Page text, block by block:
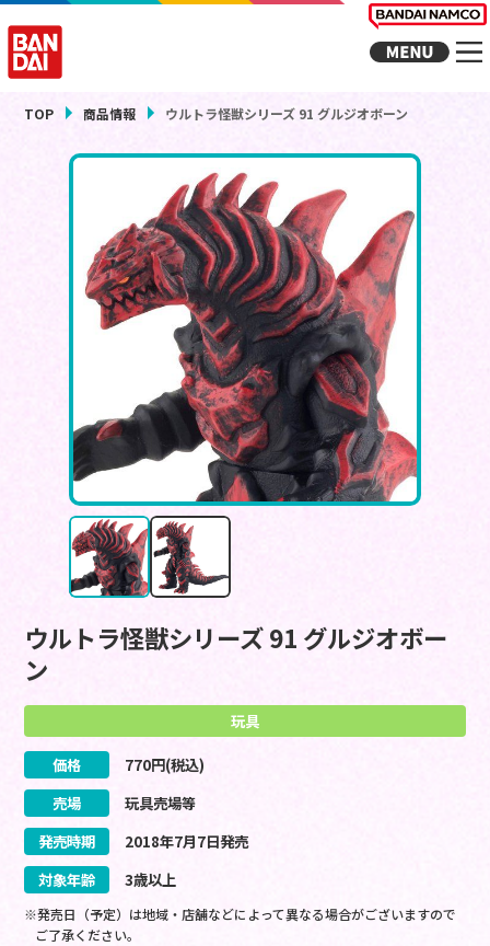
TOP 商品情報 ウルトラ怪獣シリーズ 91 グルジオボーン
ウルトラ怪獣シリーズ 91 グルジオボー
ン
玩具
価格 770円(税込)
売場
玩具売場等
発売時期
2018年7月7日発売
対象年齢
3歳以上
※発売日（予定）は地域・店舗などによって異なる場合がございますので
ご了承ください。